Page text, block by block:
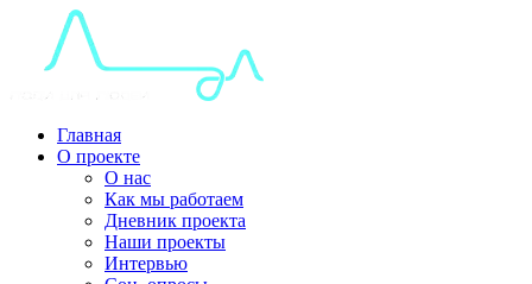
Главная
О проекте
О нас
Как мы работаем
Дневник проекта
Наши проекты
Интервью